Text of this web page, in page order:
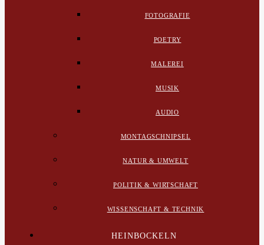
FOTOGRAFIE
POETRY
MALEREI
MUSIK
AUDIO
MONTAGSCHNIPSEL
NATUR & UMWELT
POLITIK & WIRTSCHAFT
WISSENSCHAFT & TECHNIK
HEINBOCKELN